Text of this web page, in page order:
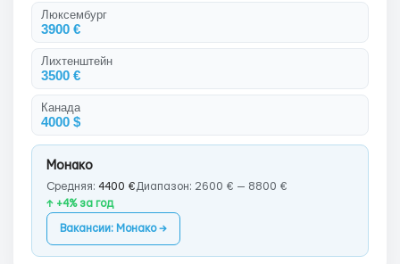
Люксембург
3900 €
Лихтенштейн
3500 €
Канада
4000 $
Монако
Средняя: 4400 € Диапазон: 2600 € — 8800 €
↑ +4% за год
Вакансии: Монако →